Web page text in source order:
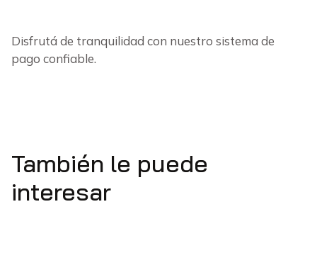
Disfrutá de tranquilidad con nuestro sistema de
pago confiable.
También le puede
interesar